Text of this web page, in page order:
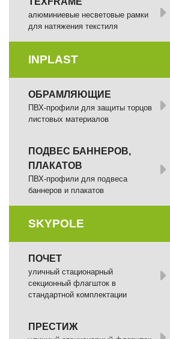
алюминиевые несветовые рамки
для натяжения текстиля
INPLAST
ОБРАМЛЯЮЩИЕ
ПВХ-профили для защиты торцов
листовых материалов
ПОДВЕС БАННЕРОВ,
ПЛАКАТОВ
ПВХ-профили для подвеса
баннеров и плакатов
SKYPOLE
ПОЧЕТ
уличный стационарный
секционный флагшток в
стандартной комплектации
ПРЕСТИЖ